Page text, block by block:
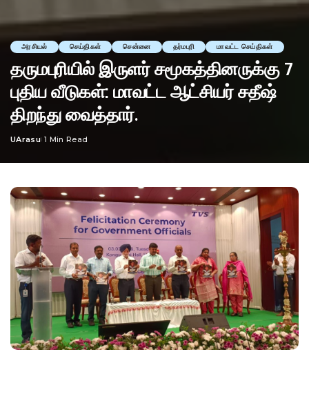
அரசியல் செய்திகள் சென்னை தர்மபுரி மாவட்ட செய்திகள்
தருமபுரியில் இருளர் சமூகத்தினருக்கு 7
புதிய வீடுகள்: மாவட்ட ஆட்சியர் சதீஷ்
திறந்து வைத்தார்.
Posted
UArasu 1 Min Read